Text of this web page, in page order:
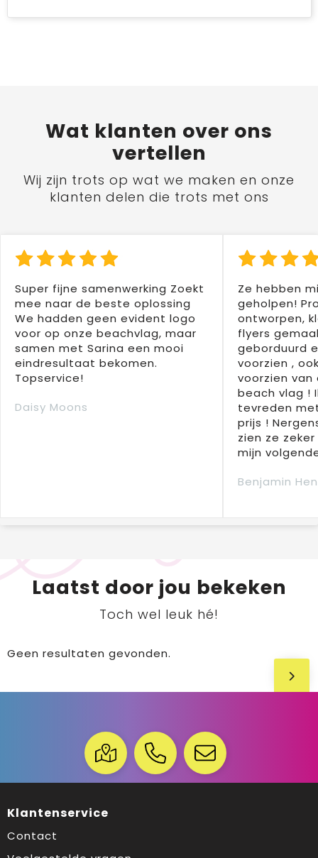
Wat klanten over ons
vertellen
Wij zijn trots op wat we maken en onze
klanten delen die trots met ons
Super fijne samenwerking Zoekt
mee naar de beste oplossing
We hadden geen evident logo
voor op onze beachvlag, maar
samen met Sarina een mooi
eindresultaat bekomen.
Topservice!
Daisy Moons
Ze hebben
geholpen!
ontworpen,
flyers
geborduurd
voorzien ,
voorzien
beach vlag !
tevreden
prijs !
zien ze
mijn
Benjamin
Laatst door jou bekeken
Toch wel leuk hé!
Geen resultaten gevonden.
Klantenservice
Contact